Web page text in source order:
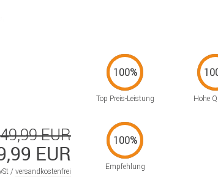
EUR
EUR
/ versandkostenfrei
Top Preis-Leistung Hohe
Empfehlung